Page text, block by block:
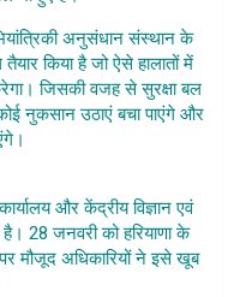
अनुसंधान संस्थान के
किया है जो ऐसे हालातों में
जिसकी वजह से सुरक्षा बल
नुकसान उठाएं बचा पाएंगे और
और केंद्रीय विज्ञान एवं
है। 28 जनवरी को हरियाणा के
मौजूद अधिकारियों ने इसे खूब